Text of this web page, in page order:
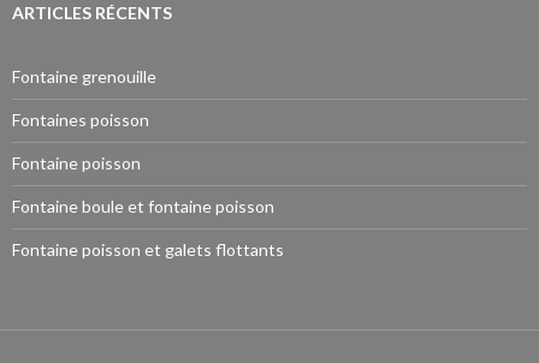
ARTICLES RÉCENTS
Fontaine grenouille
Fontaines poisson
Fontaine poisson
Fontaine boule et fontaine poisson
Fontaine poisson et galets flottants